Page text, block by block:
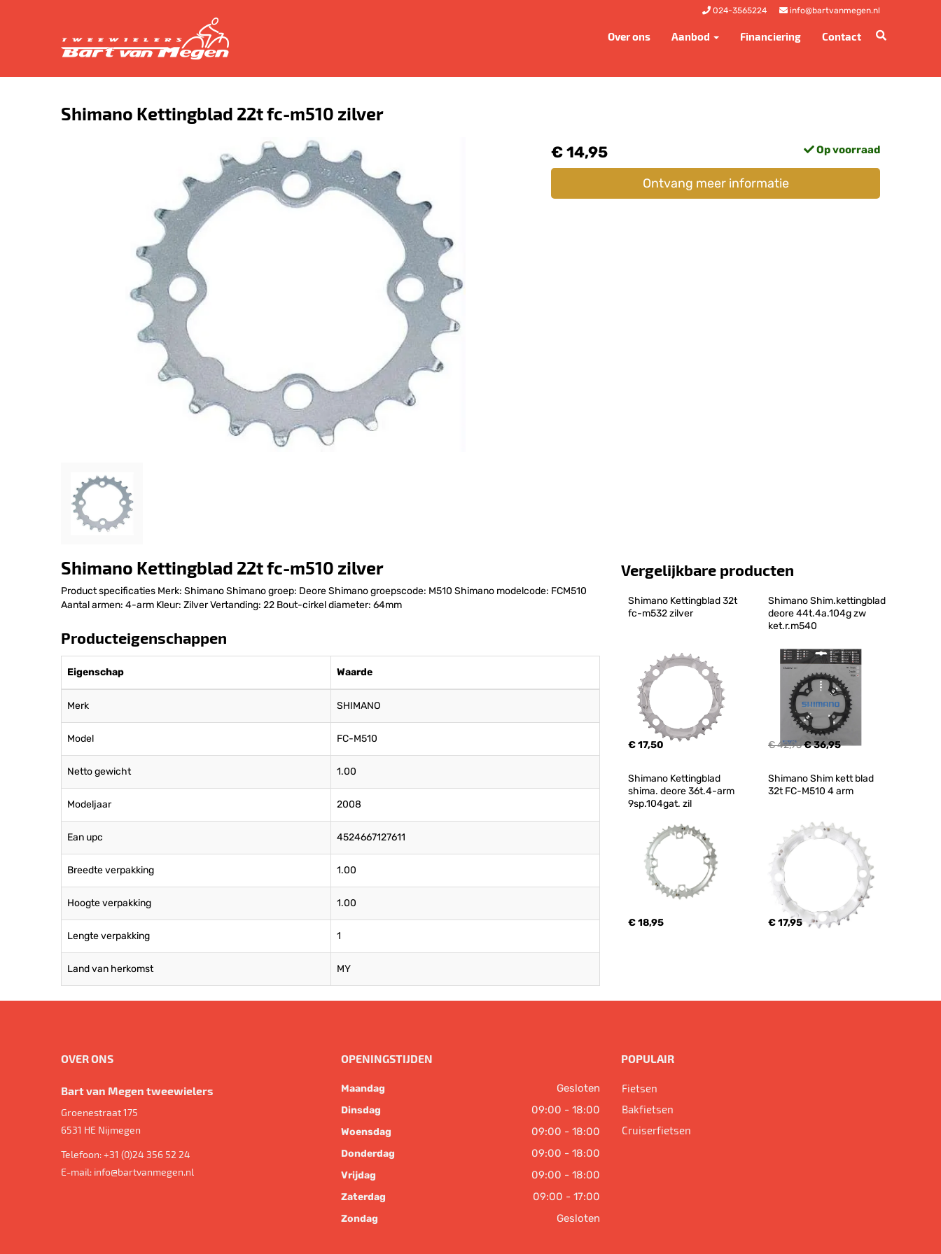
024-3565224 info@bartvanmegen.nl
Over ons Aanbod Financiering Contact
Shimano Kettingblad 22t fc-m510 zilver
€ 14,95 Op voorraad
Ontvang meer informatie
Shimano Kettingblad 22t fc-m510 zilver
Product specificaties Merk: Shimano Shimano groep: Deore Shimano groepscode: M510 Shimano modelcode: FCM510
Aantal armen: 4-arm Kleur: Zilver Vertanding: 22 Bout-cirkel diameter: 64mm
Producteigenschappen
Eigenschap Waarde
Merk SHIMANO
Model FC-M510
Netto gewicht 1.00
Modeljaar 2008
Ean upc 4524667127611
Breedte verpakking 1.00
Hoogte verpakking 1.00
Lengte verpakking 1
Land van herkomst MY
Vergelijkbare producten
Shimano Kettingblad 32t
fc-m532 zilver
€ 17,50
Shimano Shim.kettingblad
deore 44t.4a.104g zw
ket.r.m540
€ 42,95€ 36,95
Shimano Kettingblad
shima. deore 36t.4-arm
9sp.104gat. zil
€ 18,95
Shimano Shim kett blad
32t FC-M510 4 arm
€ 17,95
OVER ONS
Bart van Megen tweewielers
Groenestraat 175
6531 HE Nijmegen
Telefoon:+31 (0)24 356 52 24
E-mail: info@bartvanmegen.nl
OPENINGSTIJDEN
Maandag Gesloten
Dinsdag 09:00 - 18:00
Woensdag 09:00 - 18:00
Donderdag 09:00 - 18:00
Vrijdag 09:00 - 18:00
Zaterdag 09:00 - 17:00
Zondag Gesloten
POPULAIR
Fietsen
Bakfietsen
Cruiserfietsen